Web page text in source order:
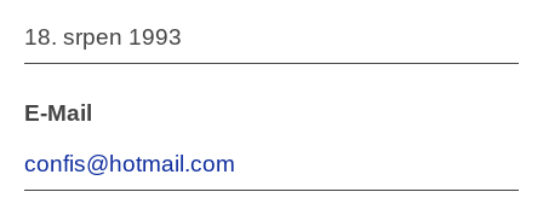
18. srpen 1993
E-Mail
confis@hotmail.com